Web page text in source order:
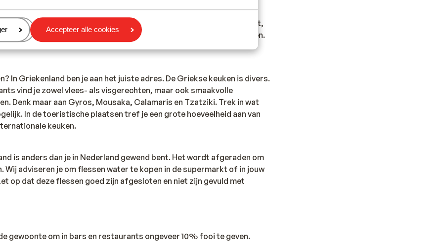
Accepteer alle cookies
voor de politie is 100. Wanneer je een ambulance nodig hebt,
Let op, deze alarmnummers mag je alleen gebruiken bij noodgevallen.
In Griekenland ben je aan het juiste adres. De Griekse keuken is divers.
vind je zowel vlees- als visgerechten, maar ook smaakvolle
Denk maar aan Gyros, Mousaka, Calamaris en Tzatziki. Trek in wat
In de toeristische plaatsen tref je een grote hoeveelheid aan van
keuken.
is anders dan je in Nederland gewend bent. Het wordt afgeraden om
Wij adviseren je om flessen water te kopen in de supermarkt of in jouw
op dat deze flessen goed zijn afgesloten en niet zijn gevuld met
gewoonte om in bars en restaurants ongeveer 10% fooi te geven.